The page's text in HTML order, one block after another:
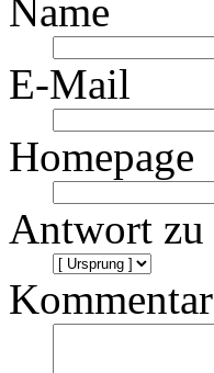
Name
E-Mail
Homepage
Antwort zu
Kommentar